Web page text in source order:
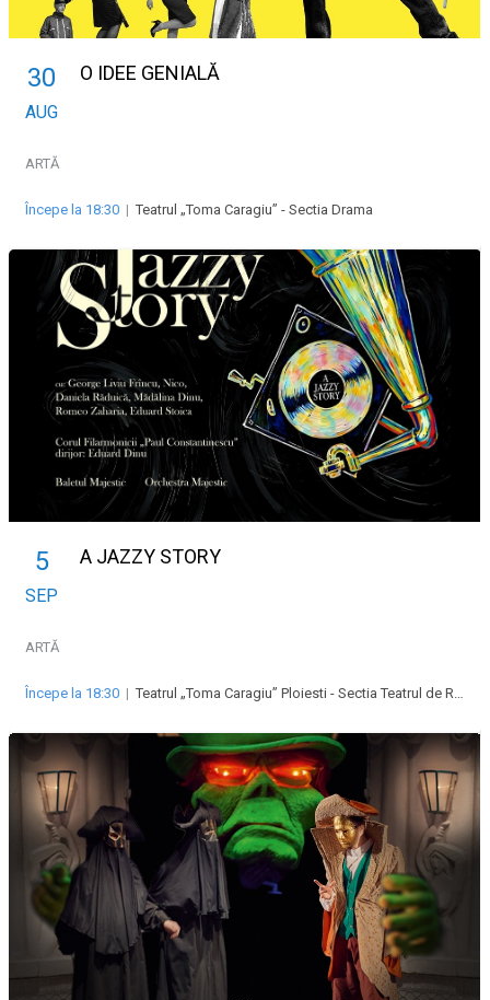
30
AUG
O IDEE GENIALĂ
ARTĂ
Începe la 18:30 |Teatrul „Toma Caragiu” - Sectia Drama
5
SEP
A JAZZY STORY
ARTĂ
Începe la 18:30 |Teatrul „Toma Caragiu” Ploiesti - Sectia Teatrul de Revista „Majestic”